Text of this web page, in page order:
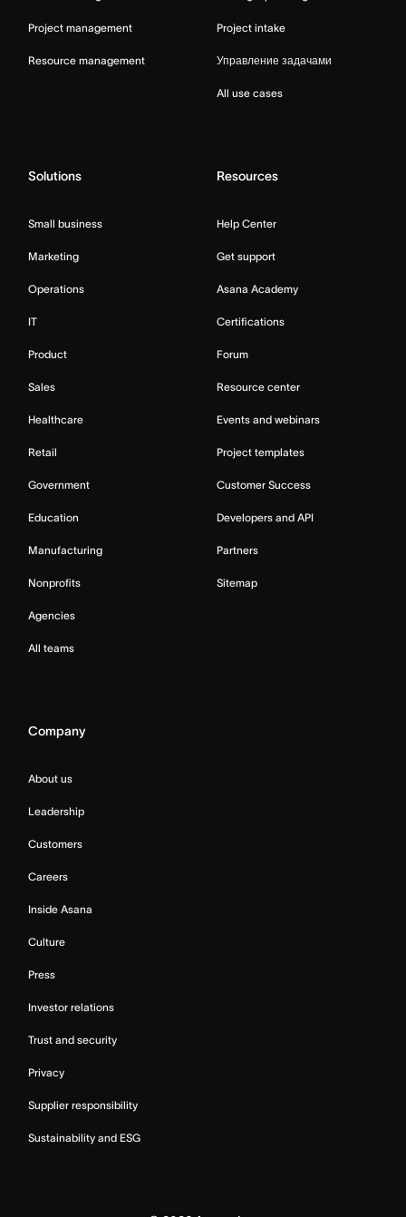
Project management
Resource management
Project intake
Управление задачами
All use cases
Solutions
Small business
Marketing
Operations
IT
Product
Sales
Healthcare
Retail
Government
Education
Manufacturing
Nonprofits
Agencies
All teams
Resources
Help Center
Get support
Asana Academy
Certifications
Forum
Resource center
Events and webinars
Project templates
Customer Success
Developers and API
Partners
Sitemap
Company
About us
Leadership
Customers
Careers
Inside Asana
Culture
Press
Investor relations
Trust and security
Privacy
Supplier responsibility
Sustainability and ESG